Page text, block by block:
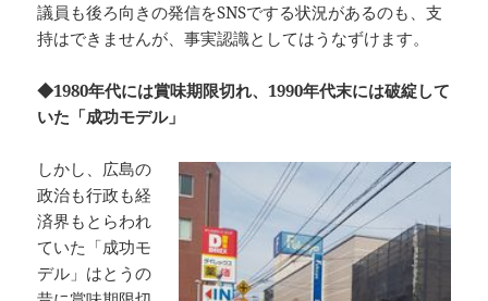
議員も後ろ向きの発信をSNSでする状況があるのも、支
持はできませんが、事実認識としてはうなずけます。
◆1980年代には賞味期限切れ、1990年代末には破綻して
いた「成功モデル」
しかし、広島の
政治も行政も経
済界もとらわれ
ていた「成功モ
デル」はとうの